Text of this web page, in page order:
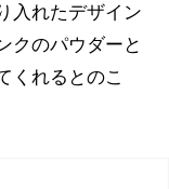
入れたデザイン
クのパウダーと
くれるとのこ